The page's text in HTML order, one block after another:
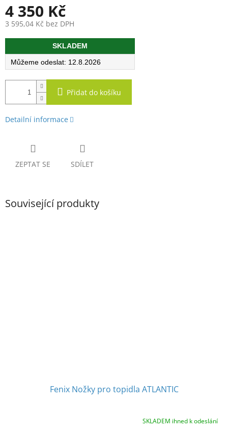
4 350 Kč
3 595,04 Kč bez DPH
Měrná
SKLADEM
12.8.2026
Přidat do košíku
Detailní informace
ZEPTAT SE SDÍLET
Související produkty
Fenix Nožky pro topidla ATLANTIC
SKLADEM ihned k odeslání